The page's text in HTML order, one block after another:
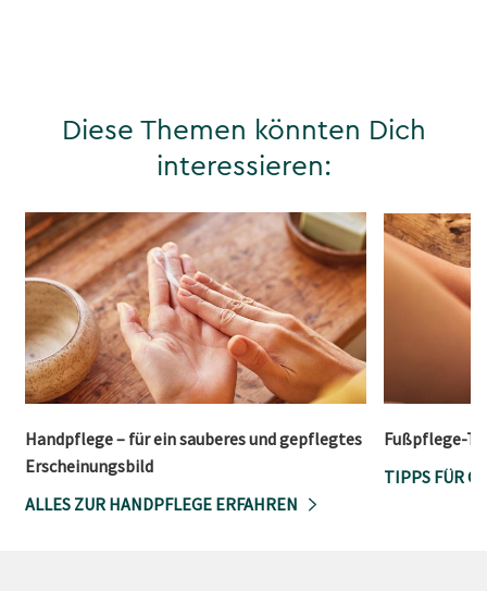
Diese Themen könnten Dich
interessieren:
Handpflege – für ein sauberes und gepflegtes
Erscheinungsbild
ALLES ZUR HANDPFLEGE ERFAHREN
Fußpflege-
TIPPS FÜR